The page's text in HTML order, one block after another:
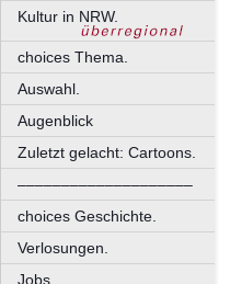
Kultur in NRW.
choices Thema.
Auswahl.
Augenblick
Zuletzt gelacht: Cartoons.
––––––––––––––––––––
choices Geschichte.
Verlosungen.
Jobs.